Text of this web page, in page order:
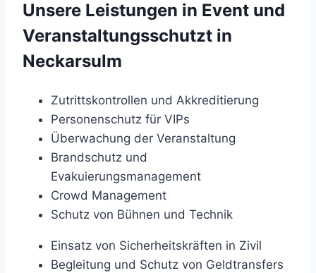
Unsere Leistungen in Event und
Veranstaltungsschutzt in
Neckarsulm
Zutrittskontrollen und Akkreditierung
Personenschutz für VIPs
Überwachung der Veranstaltung
Brandschutz und
Evakuierungsmanagement
Crowd Management
Schutz von Bühnen und Technik
Einsatz von Sicherheitskräften in Zivil
Begleitung und Schutz von Geldtransfers